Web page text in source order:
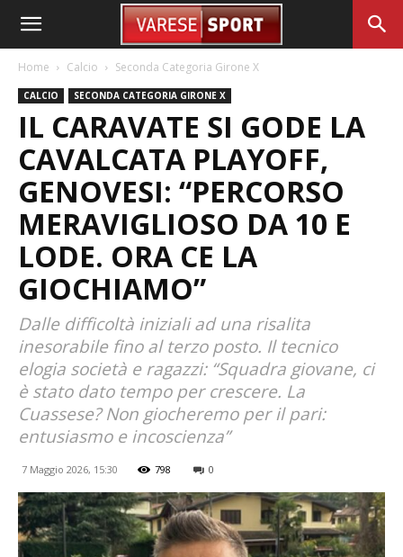
Home Calcio Seconda Categoria Girone X
CALCIO SECONDA CATEGORIA GIRONE X
IL CARAVATE SI GODE LA
CAVALCATA PLAYOFF,
GENOVESI: “PERCORSO
MERAVIGLIOSO DA 10 E
LODE. ORA CE LA
GIOCHIAMO”
Dalle difficoltà iniziali ad una risalita
inesorabile fino al terzo posto. Il tecnico
elogia società e ragazzi: “Squadra giovane, ci
è stato dato tempo per crescere. La
Cuassese? Non giocheremo per il pari:
entusiasmo e incoscienza”
7 Maggio 2026, 15:30 798 0